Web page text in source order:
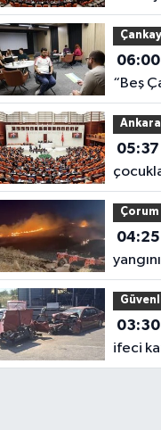
06:00
“Beş
Ankara
05:37
Çorum
04:25
yangını
03:30
ifeci